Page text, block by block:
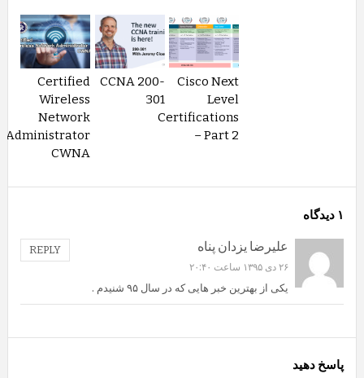
Certified
Wireless
Network
Administrator
CWNA
CCNA 200-
301
Cisco Next
Level
Certifications
– Part 2
۱ دیدگاه
علیرضا یزدان پناه REPLY
۲۶ دی ۱۳۹۵ ساعت ۲۰:۴۰
یکی از بهترین خبر هایی که در سال ۹۵ شنیدم .
پاسخ دهید